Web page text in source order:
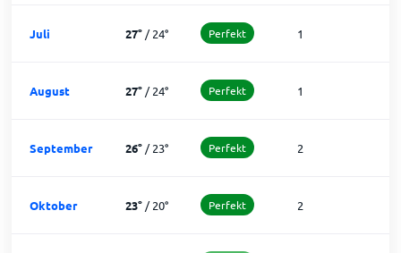
Juli 27°/24° Perfekt 1
August 27°/24° Perfekt 1
September 26°/23° Perfekt 2
Oktober 23°/20° Perfekt 2